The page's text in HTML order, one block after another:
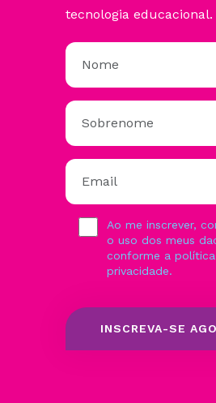
tecnologia educacional.
Ao me inscrever,
o uso dos meus
conforme a
privacidade.
INSCREVA-SE